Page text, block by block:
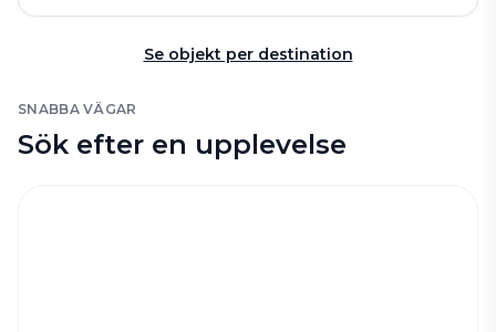
Se objekt per destination
SNABBA VÄGAR
Sök efter en upplevelse